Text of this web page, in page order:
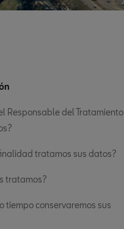
Responsable del Tratamiento
tratamos sus datos?
tratamos?
tiempo conservaremos sus